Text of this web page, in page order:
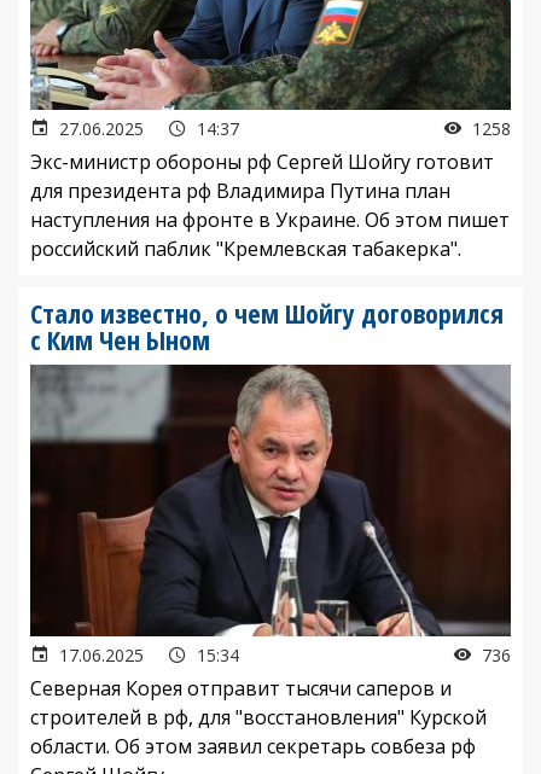
27.06.2025 14:37 1258
Экс-министр обороны рф Сергей Шойгу готовит
для президента рф Владимира Путина план
наступления на фронте в Украине. Об этом пишет
российский паблик "Кремлевская табакерка".
Стало известно, о чем Шойгу договорился
с Ким Чен Ыном
17.06.2025 15:34 736
Северная Корея отправит тысячи саперов и
строителей в рф, для "восстановления" Курской
области. Об этом заявил секретарь совбеза рф